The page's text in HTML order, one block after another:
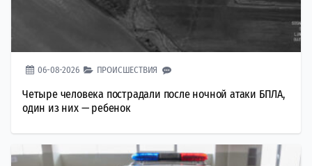
06-08-2026 ПРОИСШЕСТВИЯ
Четыре человека пострадали после ночной атаки БПЛА,
один из них — ребенок